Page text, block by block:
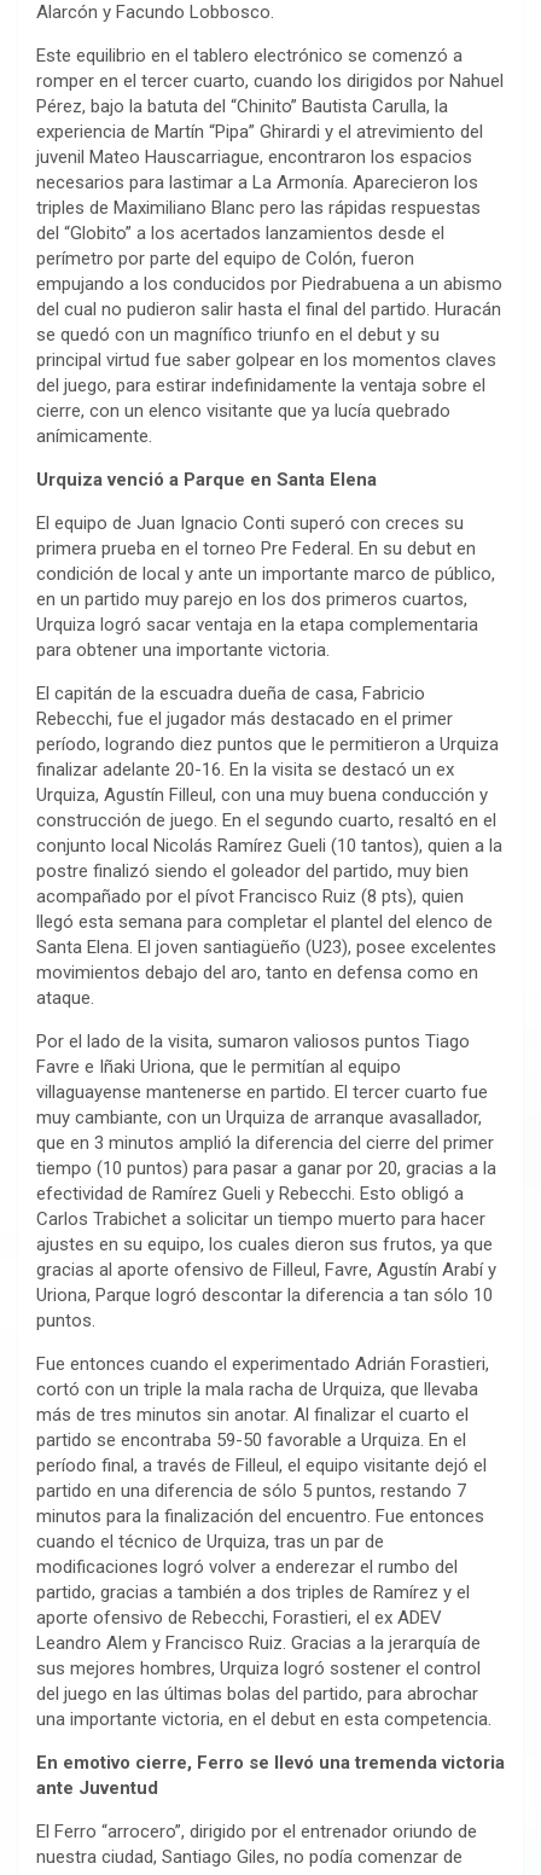
Alarcón y Facundo Lobbosco.
Este equilibrio en el tablero electrónico se comenzó a
romper en el tercer cuarto, cuando los dirigidos por Nahuel
Pérez, bajo la batuta del “Chinito” Bautista Carulla, la
experiencia de Martín “Pipa” Ghirardi y el atrevimiento del
juvenil Mateo Hauscarriague, encontraron los espacios
necesarios para lastimar a La Armonía. Aparecieron los
triples de Maximiliano Blanc pero las rápidas respuestas
del “Globito” a los acertados lanzamientos desde el
perímetro por parte del equipo de Colón, fueron
empujando a los conducidos por Piedrabuena a un abismo
del cual no pudieron salir hasta el final del partido. Huracán
se quedó con un magnífico triunfo en el debut y su
principal virtud fue saber golpear en los momentos claves
del juego, para estirar indefinidamente la ventaja sobre el
cierre, con un elenco visitante que ya lucía quebrado
anímicamente.
Urquiza venció a Parque en Santa Elena
El equipo de Juan Ignacio Conti superó con creces su
primera prueba en el torneo Pre Federal. En su debut en
condición de local y ante un importante marco de público,
en un partido muy parejo en los dos primeros cuartos,
Urquiza logró sacar ventaja en la etapa complementaria
para obtener una importante victoria.
El capitán de la escuadra dueña de casa, Fabricio
Rebecchi, fue el jugador más destacado en el primer
período, logrando diez puntos que le permitieron a Urquiza
finalizar adelante 20-16. En la visita se destacó un ex
Urquiza, Agustín Filleul, con una muy buena conducción y
construcción de juego. En el segundo cuarto, resaltó en el
conjunto local Nicolás Ramírez Gueli (10 tantos), quien a la
postre finalizó siendo el goleador del partido, muy bien
acompañado por el pívot Francisco Ruiz (8 pts), quien
llegó esta semana para completar el plantel del elenco de
Santa Elena. El joven santiagüeño (U23), posee excelentes
movimientos debajo del aro, tanto en defensa como en
ataque.
Por el lado de la visita, sumaron valiosos puntos Tiago
Favre e Iñaki Uriona, que le permitían al equipo
villaguayense mantenerse en partido. El tercer cuarto fue
muy cambiante, con un Urquiza de arranque avasallador,
que en 3 minutos amplió la diferencia del cierre del primer
tiempo (10 puntos) para pasar a ganar por 20, gracias a la
efectividad de Ramírez Gueli y Rebecchi. Esto obligó a
Carlos Trabichet a solicitar un tiempo muerto para hacer
ajustes en su equipo, los cuales dieron sus frutos, ya que
gracias al aporte ofensivo de Filleul, Favre, Agustín Arabí y
Uriona, Parque logró descontar la diferencia a tan sólo 10
puntos.
Fue entonces cuando el experimentado Adrián Forastieri,
cortó con un triple la mala racha de Urquiza, que llevaba
más de tres minutos sin anotar. Al finalizar el cuarto el
partido se encontraba 59-50 favorable a Urquiza. En el
período final, a través de Filleul, el equipo visitante dejó el
partido en una diferencia de sólo 5 puntos, restando 7
minutos para la finalización del encuentro. Fue entonces
cuando el técnico de Urquiza, tras un par de
modificaciones logró volver a enderezar el rumbo del
partido, gracias a también a dos triples de Ramírez y el
aporte ofensivo de Rebecchi, Forastieri, el ex ADEV
Leandro Alem y Francisco Ruiz. Gracias a la jerarquía de
sus mejores hombres, Urquiza logró sostener el control
del juego en las últimas bolas del partido, para abrochar
una importante victoria, en el debut en esta competencia.
En emotivo cierre, Ferro se llevó una tremenda victoria
ante Juventud
El Ferro “arrocero”, dirigido por el entrenador oriundo de
nuestra ciudad, Santiago Giles, no podía comenzar de